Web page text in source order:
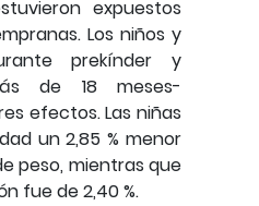
expuestos
Los niños y
prekínder y
de 18 meses-
efectos. Las niñas
un 2,85 % menor
peso, mientras que
fue de 2,40 %.